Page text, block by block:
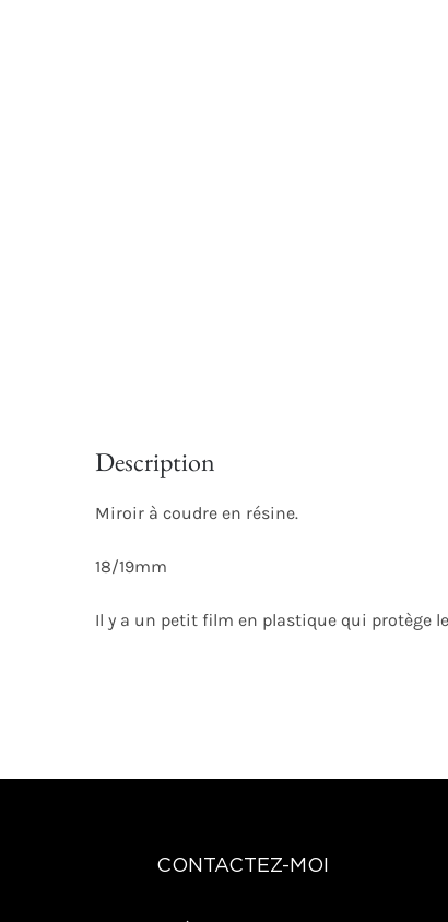
Description
Miroir à coudre en résine.
18/19mm
Il y a un petit film en plastique qui protège
CONTACTEZ-MOI